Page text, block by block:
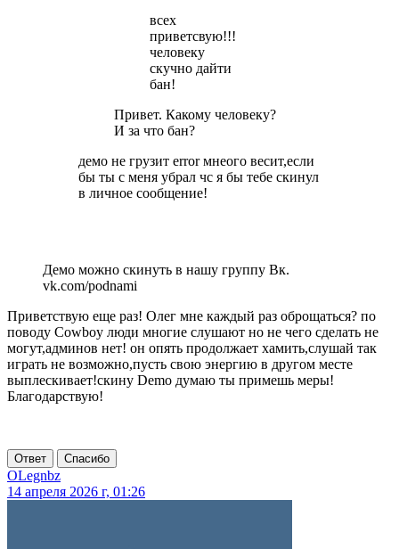
всех
приветсвую!!!
человеку
скучно дайти
бан!
Привет. Какому человеку?
И за что бан?
демо не грузит error мнеого весит,если
бы ты с меня убрал чс я бы тебе скинул
в личное сообщение!
Демо можно скинуть в нашу группу Вк.
vk.com/podnami
Приветствую еще раз! Олег мне каждый раз оброщаться? по
поводу Cowboy люди многие слушают но не чего сделать не
могут,админов нет! он опять продолжает хамить,слушай так
играть не возможно,пусть свою энергию в другом месте
выплескивает!скину Demo думаю ты примешь меры!
Благодарствую!
Ответ Спасибо
OLegnbz
14 апреля 2026 г, 01:26